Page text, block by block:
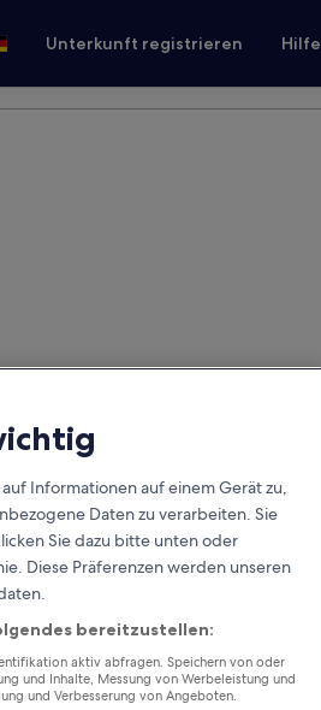
Unterkunft registrieren Hilfe
Informationen auf einem Gerät zu,
Daten zu verarbeiten. Sie
Sie dazu bitte unten oder
Diese Präferenzen werden unseren
bereitzustellen:
aktiv abfragen. Speichern von oder
und Inhalte, Messung von Werbeleistung und
und Verbesserung von Angeboten.